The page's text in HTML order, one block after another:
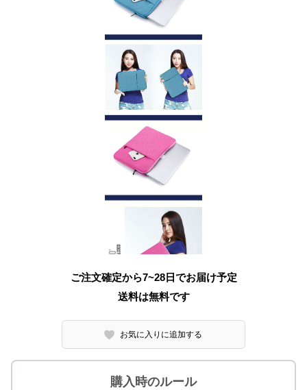
ご注文確定から7~28日でお届け予定
送料は無料です
お気に入りに追加する
購入時のルール